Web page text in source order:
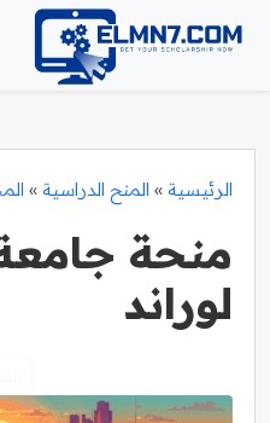
الرئيسية » المنح الدراسية »
منحة
لوراند